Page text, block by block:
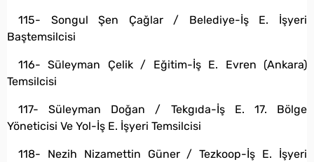
115- Songul Şen Çağlar / Belediye-İş E. İşyeri
Baştemsilcisi
116- Süleyman Çelik / Eğitim-İş E. Evren (Ankara)
Temsilcisi
117- Süleyman Doğan / Tekgıda-İş E. 17. Bölge
Yöneticisi Ve Yol-İş E. İşyeri Temsilcisi
118- Nezih Nizamettin Güner / Tezkoop-İş E. İşyeri